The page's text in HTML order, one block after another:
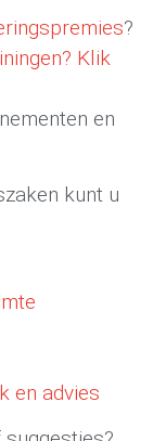
?
Klik
en
kunt u
en advies